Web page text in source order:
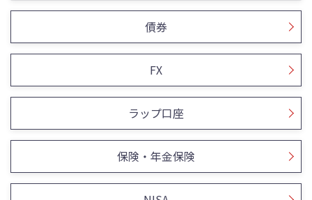
債券
FX
ラップ口座
保険・年金保険